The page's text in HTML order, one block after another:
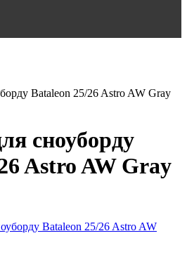
Bataleon 25/26 Astro AW Gray
сноуборду
Astro AW Gray